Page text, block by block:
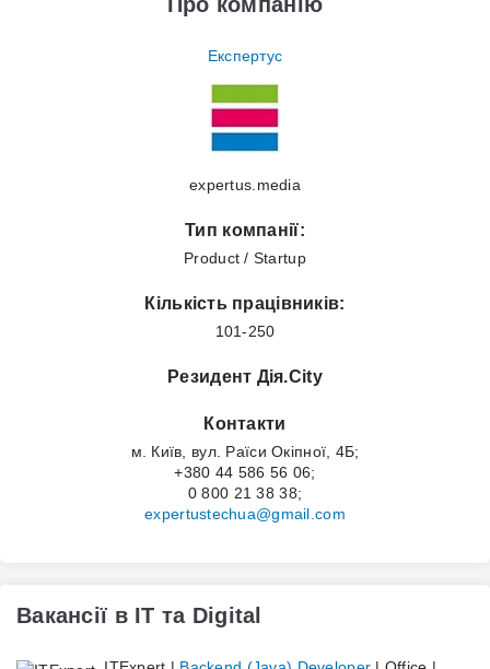
Експертус
expertus.media
Тип компанії:
Product / Startup
Кількість працівників:
101-250
Резидент Дія.City
Контакти
м. Київ, вул. Раїси Окіпної, 4Б;
+380 44 586 56 06;
0 800 21 38 38;
expertustechua@gmail.com
Вакансії в IT та Digital